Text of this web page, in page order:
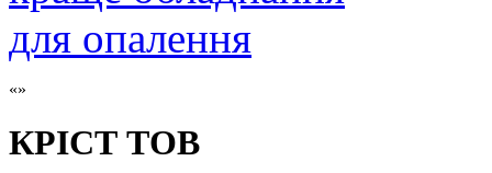
КРІСТ ТОВ